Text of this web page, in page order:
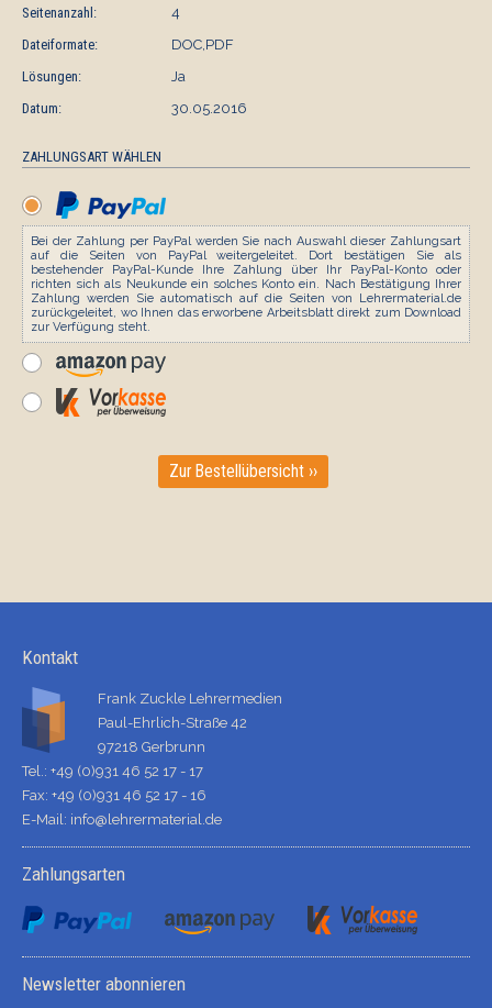
Seitenanzahl:
4
Dateiformate:
DOC,PDF
Lösungen:
Ja
Datum:
30.05.2016
ZAHLUNGSART WÄHLEN
Bei der Zahlung per PayPal werden Sie nach Auswahl dieser Zahlungsart
auf die Seiten von PayPal weitergeleitet. Dort bestätigen Sie als
bestehender PayPal-Kunde Ihre Zahlung über Ihr PayPal-Konto oder
richten sich als Neukunde ein solches Konto ein. Nach Bestätigung Ihrer
Zahlung werden Sie automatisch auf die Seiten von Lehrermaterial.de
zurückgeleitet, wo Ihnen das erworbene Arbeitsblatt direkt zum Download
zur Verfügung steht.
Zur Bestellübersicht ››
Kontakt
Frank Zuckle Lehrermedien
Paul-Ehrlich-Straße 42
97218 Gerbrunn
Tel.: +49 (0)931 46 52 17 - 17
Fax: +49 (0)931 46 52 17 - 16
E-Mail: info@lehrermaterial.de
Zahlungsarten
Newsletter abonnieren